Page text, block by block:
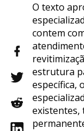
O texto
contem
estrutura
específica,
existentes,